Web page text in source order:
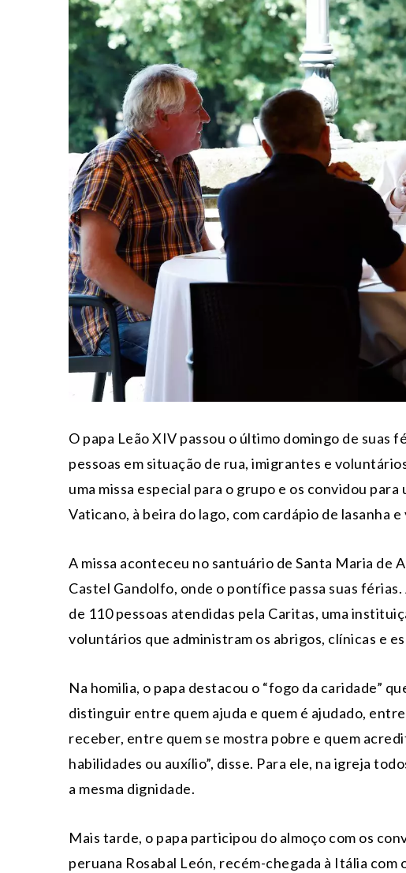
O papa Leão XIV passou o último domingo de suas
pessoas em situação de rua, imigrantes e
uma missa especial para o grupo e os convidou
Vaticano, à beira do lago, com cardápio de lasanha e
A missa aconteceu no santuário de Santa Maria de
Castel Gandolfo, onde o pontífice passa suas
de 110 pessoas atendidas pela Caritas, uma
voluntários que administram os abrigos, clínicas e
Na homilia, o papa destacou o “fogo da caridade”
distinguir entre quem ajuda e quem é ajudado,
receber, entre quem se mostra pobre e quem
habilidades ou auxílio”, disse. Para ele, na igreja
a mesma dignidade.
Mais tarde, o papa participou do almoço com os
peruana Rosabal León, recém-chegada à Itália